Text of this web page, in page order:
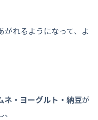
がれるようになって、よ
ネ・ヨーグルト・納豆が